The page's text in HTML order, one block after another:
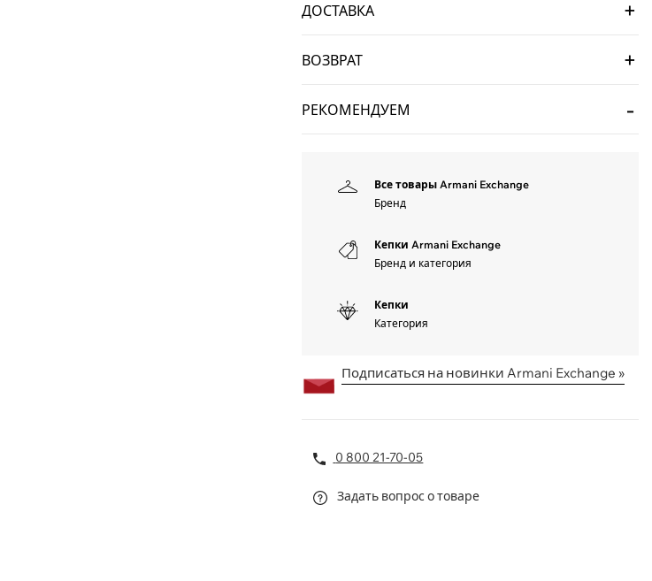
ДОСТАВКА
ВОЗВРАТ
РЕКОМЕНДУЕМ
Все товары Armani Exchange
Бренд
Кепки Armani Exchange
Бренд и категория
Кепки
Категория
Подписаться на новинки Armani Exchange »
0 800 21-70-05
Задать вопрос о товаре